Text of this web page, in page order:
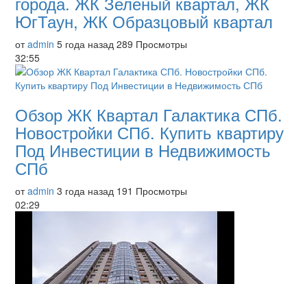
ЮгТаун, ЖК Образцовый квартал
отadmin 5 года назад 289 Просмотры
32:55
Обзор ЖК Квартал Галактика СПб.
Новостройки СПб. Купить квартиру
Под Инвестиции в Недвижимость
СПб
отadmin 3 года назад 191 Просмотры
02:29